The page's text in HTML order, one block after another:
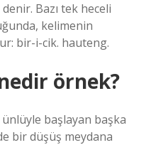
Bazı tek heceli
kelimenin
bir-i-cik. hauteng.
örnek?
başlayan başka
bir düşüş meydana